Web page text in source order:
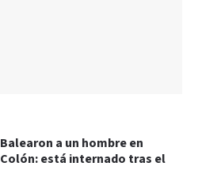
Balearon a un hombre en
Colón: está internado tras el